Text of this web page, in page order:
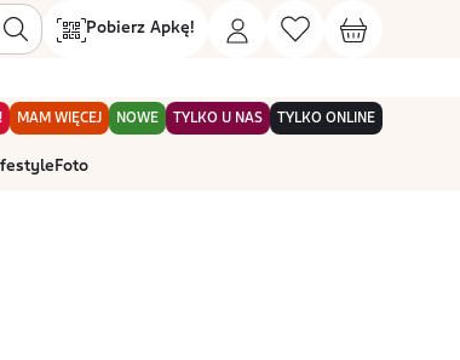
Pobierz Apkę!
MAM WIĘCEJ NOWE TYLKO U NAS TYLKO ONLINE
Foto